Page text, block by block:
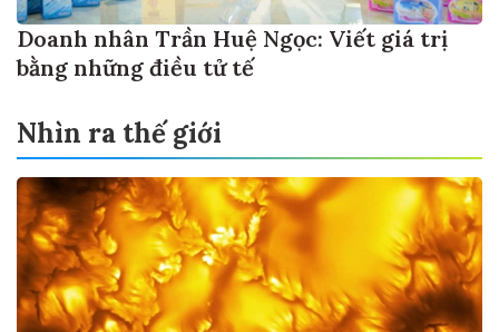
Doanh nhân Trần Huệ Ngọc: Viết giá trị
bằng những điều tử tế
Nhìn ra thế giới